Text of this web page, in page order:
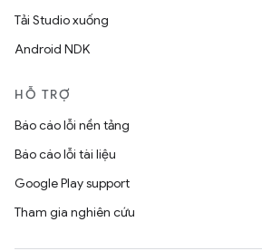
Tải Studio xuống
Android NDK
HỖ TRỢ
Báo cáo lỗi nền tảng
Báo cáo lỗi tài liệu
Google Play support
Tham gia nghiên cứu